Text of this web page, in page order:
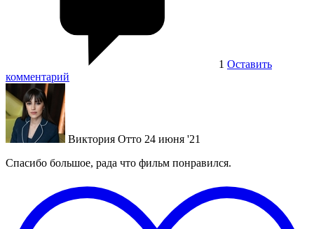
1 Оставить
комментарий
Виктория Отто 24 июня '21
Спасибо большое, рада что фильм понравился.